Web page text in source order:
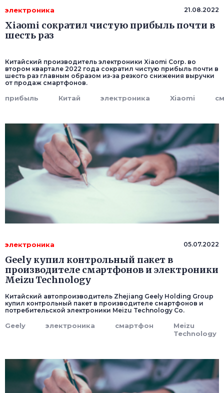
электроника 21.08.2022
Xiaomi сократил чистую прибыль почти в
шесть раз
Китайский производитель электроники Xiaomi Corp. во
втором квартале 2022 года сократил чистую прибыль почти в
шесть раз главным образом из-за резкого снижения выручки
от продаж смартфонов.
прибыль Китай электроника Xiaomi
электроника 05.07.2022
Geely купил контрольный пакет в
производителе смартфонов и электроники
Meizu Technology
Китайский автопроизводитель Zhejiang Geely Holding Group
купил контрольный пакет в производителе смартфонов и
потребительской электроники Meizu Technology Co.
Geely электроника смартфон
Meizu
Technology